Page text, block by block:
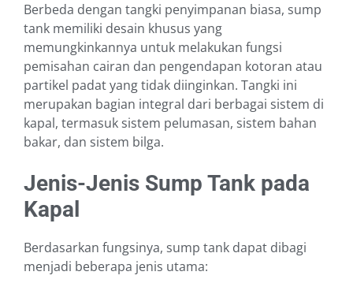
Berbeda dengan tangki penyimpanan biasa, sump
tank memiliki desain khusus yang
memungkinkannya untuk melakukan fungsi
pemisahan cairan dan pengendapan kotoran atau
partikel padat yang tidak diinginkan. Tangki ini
merupakan bagian integral dari berbagai sistem di
kapal, termasuk sistem pelumasan, sistem bahan
bakar, dan sistem bilga.
Jenis-Jenis Sump Tank pada
Kapal
Berdasarkan fungsinya, sump tank dapat dibagi
menjadi beberapa jenis utama: